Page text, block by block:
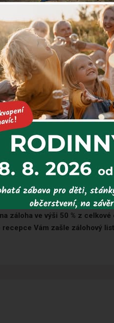
zálohy)
hotelu
ubytování
v ceně pobytu - hradí se na
záloha ve výši 50 % z
Vám zašle zálohový